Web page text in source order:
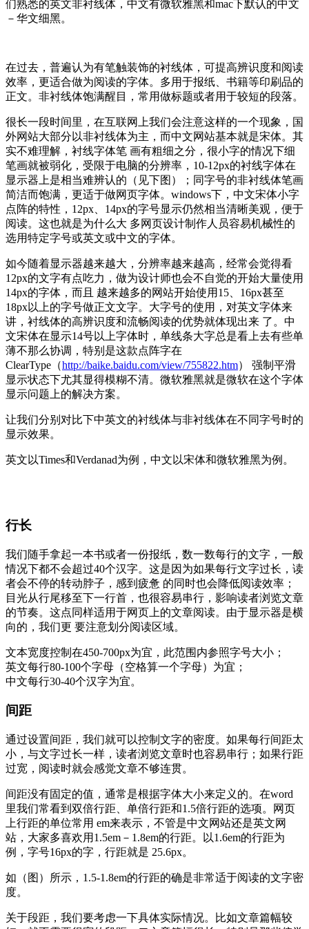
们熟悉的英文非衬线体，中文有微软雅黑和mac下默认的中文
－华文细黑。
在过去，普遍认为有笔触装饰的衬线体，可提高辨识度和阅读
效率，更适合做为阅读的字体。多用于报纸、书籍等印刷品的
正文。非衬线体饱满醒目，常用做标题或者用于较短的段落。
很长一段时间里，在互联网上我们会注意这样的一个现象，国
外网站大部分以非衬线体为主，而中文网站基本就是宋体。其
实不难理解，衬线字体笔 画有粗细之分，很小字的情况下细
笔画就被弱化，受限于电脑的分辨率，10-12px的衬线字体在
显示器上是相当难辨认的（见下图）；同字号的非衬线体笔画
简洁而饱满，更适于做网页字体。windows下，中文宋体小字
点阵的特性，12px、14px的字号显示仍然相当清晰美观，便于
阅读。这也就是为什么大 多网页设计制作人员容易机械性的
选用特定字号或英文或中文的字体。
如今随着显示器越来越大，分辨率越来越高，经常会觉得看
12px的文字有点吃力，做为设计师也会不自觉的开始大量使用
14px的字体，而且 越来越多的网站开始使用15、16px甚至
18px以上的字号做正文文字。大字号的使用，对英文字体来
讲，衬线体的高辨识度和流畅阅读的优势就体现出来 了。中
文宋体在显示14号以上字体时，单线条大字总是看上去有些单
薄不那么协调，特别是这款点阵字在
ClearType（http://baike.baidu.com/view/755822.htm） 强制平滑
显示状态下尤其显得模糊不清。微软雅黑就是微软在这个字体
显示问题上的解决方案。
让我们分别对比下中英文的衬线体与非衬线体在不同字号时的
显示效果。
英文以Times和Verdanad为例，中文以宋体和微软雅黑为例。
行长
我们随手拿起一本书或者一份报纸，数一数每行的文字，一般
情况下都不会超过40个汉字。这是因为如果每行文字过长，读
者会不停的转动脖子，感到疲惫 的同时也会降低阅读效率；
目光从行尾移至下一行首，也很容易串行，影响读者浏览文章
的节奏。这点同样适用于网页上的文章阅读。由于显示器是横
向的，我们更 要注意划分阅读区域。
文本宽度控制在450-700px为宜，此范围内参照字号大小；
英文每行80-100个字母（空格算一个字母）为宜；
中文每行30-40个汉字为宜。
间距
通过设置间距，我们就可以控制文字的密度。如果每行间距太
小，与文字过长一样，读者浏览文章时也容易串行；如果行距
过宽，阅读时就会感觉文章不够连贯。
间距没有固定的值，通常是根据字体大小来定义的。在word
里我们常看到双倍行距、单倍行距和1.5倍行距的选项。网页
上行距的单位常用 em来表示，不管是中文网站还是英文网
站，大家多喜欢用1.5em－1.8em的行距。以1.6em的行距为
例，字号16px的字，行距就是 25.6px。
如（图）所示，1.5-1.8em的行距的确是非常适于阅读的文字密
度。
关于段距，我们要考虑一下具体实际情况。比如文章篇幅较